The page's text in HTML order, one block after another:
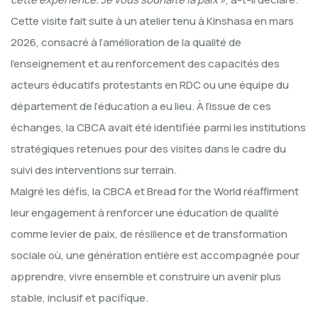
Cette visite fait suite à un atelier tenu à Kinshasa en mars
2026, consacré à l’amélioration de la qualité de
l’enseignement et au renforcement des capacités des
acteurs éducatifs protestants en RDC ou une équipe du
département de l’éducation a eu lieu. À l’issue de ces
échanges, la CBCA avait été identifiée parmi les institutions
stratégiques retenues pour des visites dans le cadre du
suivi des interventions sur terrain.
Malgré les défis, la CBCA et Bread for the World réaffirment
leur engagement à renforcer une éducation de qualité
comme levier de paix, de résilience et de transformation
sociale où, une génération entière est accompagnée pour
apprendre, vivre ensemble et construire un avenir plus
stable, inclusif et pacifique.